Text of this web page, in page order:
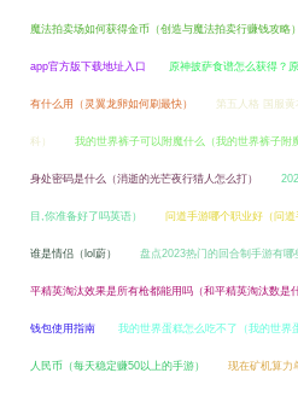
魔法拍卖场如何获得金币（创造与魔法拍卖行赚钱攻略）
app官方版下载地址入口 原神披萨食谱怎么获得？
有什么用（灵翼龙卵如何刷最快） 第五人格 国服
科） 我的世界裤子可以附魔什么（我的世界裤子附
身处密码是什么（消逝的光芒夜行猎人怎么打）
目,你准备好了吗英语） 问道手游哪个职业好（问道
谁是情侣（lol蔚） 盘点2023热门的回合制手游有哪
平精英淘汰效果是所有枪都能用吗（和平精英淘汰数是什
钱包使用指南 我的世界蛋糕怎么吃不了（我的世界
人民币（每天稳定赚50以上的手游） 现在矿机算力